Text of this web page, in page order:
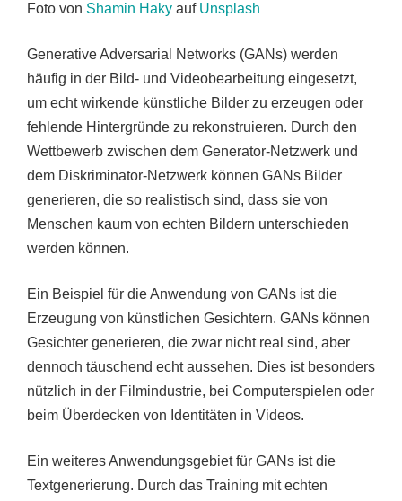
Foto von Shamin Haky auf Unsplash
Generative Adversarial Networks (GANs) werden
häufig in der Bild- und Videobearbeitung eingesetzt,
um echt wirkende künstliche Bilder zu erzeugen oder
fehlende Hintergründe zu rekonstruieren. Durch den
Wettbewerb zwischen dem Generator-Netzwerk und
dem Diskriminator-Netzwerk können GANs Bilder
generieren, die so realistisch sind, dass sie von
Menschen kaum von echten Bildern unterschieden
werden können.
Ein Beispiel für die Anwendung von GANs ist die
Erzeugung von künstlichen Gesichtern. GANs können
Gesichter generieren, die zwar nicht real sind, aber
dennoch täuschend echt aussehen. Dies ist besonders
nützlich in der Filmindustrie, bei Computerspielen oder
beim Überdecken von Identitäten in Videos.
Ein weiteres Anwendungsgebiet für GANs ist die
Textgenerierung. Durch das Training mit echten